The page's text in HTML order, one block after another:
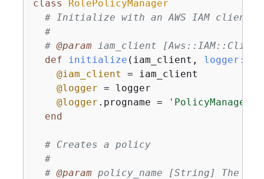
class
RolePolicyManager
# Initialize with an AWS IAM client
#
# @param iam_client
def
initialize (iam_client, logger:
@iam_client = iam_client
@logger = logger
@logger .progname =
'PolicyManager'
end
# Creates a policy
#
# @param policy_name [String] The